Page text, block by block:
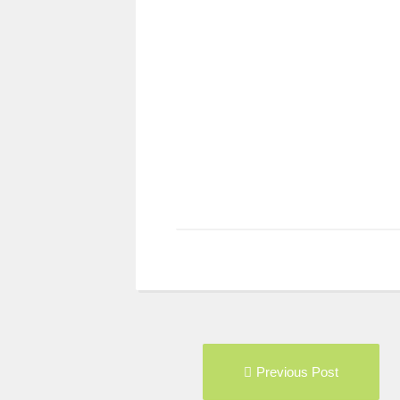
Previous Post